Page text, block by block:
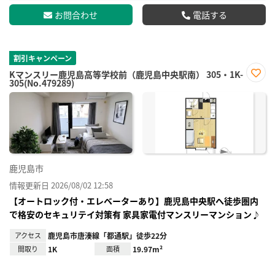
お問合わせ 電話する
割引キャンペーン
Kマンスリー鹿児島高等学校前（鹿児島中央駅南） 305・1K-
305(No.479289)
に入
鹿児島市
情報更新日 2026/08/02 12:58
【オートロック付・エレベーターあり】鹿児島中央駅へ徒歩圏内
で格安のセキュリテイ対策有 家具家電付マンスリーマンション♪
アクセス 鹿児島市唐湊線「都通駅」徒歩22分
間取り 1K 面積 19.97m²